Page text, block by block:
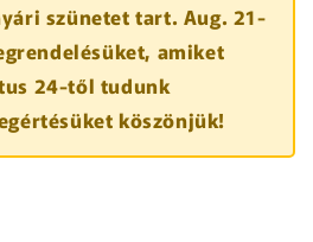
szünetet tart. Aug. 21-
amiket
24-től tudunk
köszönjük!